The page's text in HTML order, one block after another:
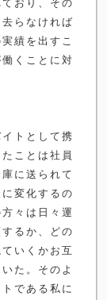
おり、その
らなければ
績を出すこ
くことに対
トとして携
ことは社員
に送られて
変化するの
々は日々運
るか、どの
いくかお互
た。そのよ
である私に